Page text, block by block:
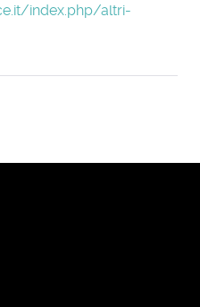
index.php/altri-